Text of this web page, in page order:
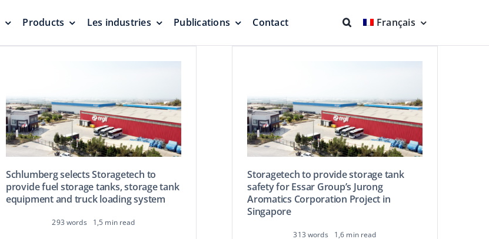
Products
Soupapes de vide de
Soupapes de décharge
Ecrans flottants et joints
d’étanchéité
Lutte contre l’incendie
Les industries Publications Contact Français
Schlumberg selects Storagetech to
provide fuel storage tanks, storage tank
equipment and truck loading system
293 words 1,5 min read
Storagetech to provide storage tank
safety for Essar Group’s Jurong
Aromatics Corporation Project in
Singapore
313 words 1,6 min read